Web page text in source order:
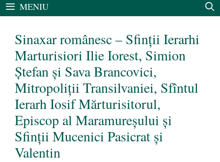
MENIU
Sinaxar românesc – Sfinții Ierarhi
Marturisiori Ilie Iorest, Simion
Ștefan și Sava Brancovici,
Mitropoliții Transilvaniei, Sfîntul
Ierarh Iosif Mărturisitorul,
Episcop al Maramureșului și
Sfinții Mucenici Pasicrat și
Valentin